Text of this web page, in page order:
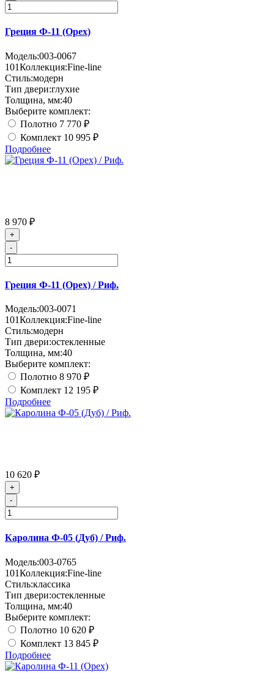
Греция Ф-11 (Орех)
Модель:003-0067
101Коллекция:Fine-line
Стиль:модерн
Тип двери:глухие
Толщина, мм:40
Выберите комплект:
Полотно 7 770 ₽
Комплект 10 995 ₽
Подробнее
8 970 ₽
+
-
Греция Ф-11 (Орех) / Риф.
Модель:003-0071
101Коллекция:Fine-line
Стиль:модерн
Тип двери:остекленные
Толщина, мм:40
Выберите комплект:
Полотно 8 970 ₽
Комплект 12 195 ₽
Подробнее
10 620 ₽
+
-
Каролина Ф-05 (Дуб) / Риф.
Модель:003-0765
101Коллекция:Fine-line
Стиль:классика
Тип двери:остекленные
Толщина, мм:40
Выберите комплект:
Полотно 10 620 ₽
Комплект 13 845 ₽
Подробнее